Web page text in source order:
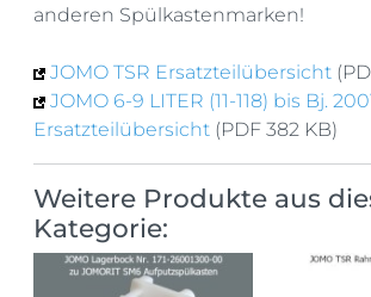
anderen Spülkastenmarken!
JOMO TSR Ersatzteilübersicht
JOMO 6-9 LITER (11-118) bis Bj.
Ersatzteilübersicht (PDF 382 KB)
Weitere Produkte aus
Kategorie: